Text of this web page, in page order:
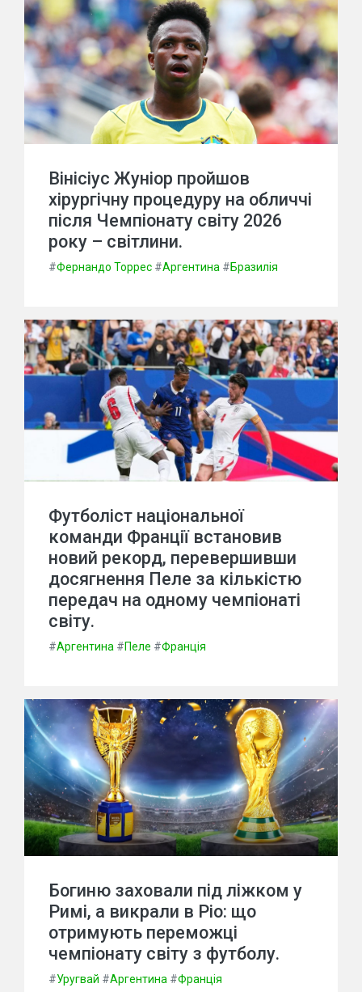
Вінісіус Жуніор пройшов
хірургічну процедуру на обличчі
після Чемпіонату світу 2026
року – світлини.
#Фернандо Торрес #Аргентина #Бразилія
Футболіст національної
команди Франції встановив
новий рекорд, перевершивши
досягнення Пеле за кількістю
передач на одному чемпіонаті
світу.
#Аргентина #Пеле #Франція
Богиню заховали під ліжком у
Римі, а викрали в Ріо: що
отримують переможці
чемпіонату світу з футболу.
#Уругвай #Аргентина #Франція